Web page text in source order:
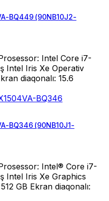
BQ449 (90NB10J2-
Intel Core i7-
Intel Iris Xe Operativ
diaqonalı: 15.6
BQ346 (90NB10J1-
Intel® Core i7-
Intel Iris Xе Graphics
GB Ekran diaqonalı: